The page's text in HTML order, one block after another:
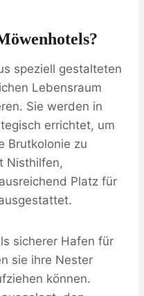
speziell gestalteten
Lebensraum
Sie werden in
errichtet, um
Brutkolonie zu
Nisthilfen,
Platz für
sicherer Hafen für
sie ihre Nester
können.